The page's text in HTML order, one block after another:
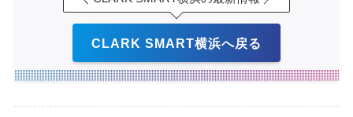
CLARK SMART横浜へ戻る